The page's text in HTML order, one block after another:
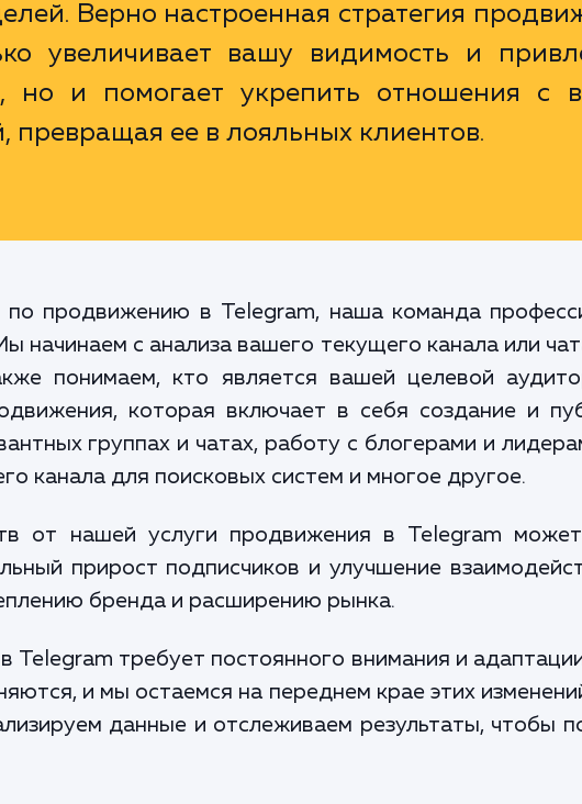
Верно настроенная стратегия
увеличивает вашу видимость и
но и помогает укрепить отношения с
превращая ее в лояльных клиентов.
продвижению в Telegram, наша команда
начинаем с анализа вашего текущего канала или
понимаем, кто является вашей целевой
которая включает в себя создание и
группах и чатах, работу с блогерами и
канала для поисковых систем и многое другое.
от нашей услуги продвижения в Telegram
прирост подписчиков и улучшение
бренда и расширению рынка.
Telegram требует постоянного внимания и
и мы остаемся на переднем крае этих
данные и отслеживаем результаты, чтобы